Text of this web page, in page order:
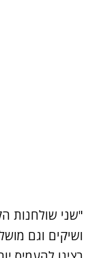
"שני שולחנות
ושיקים וגם